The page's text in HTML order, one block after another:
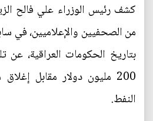
كشف رئيس الوزراء علي فالح
من الصحفيين والإعلاميين، في
بتاريخ الحكومات العراقية،
200 مليون دولار مقابل
النفط.